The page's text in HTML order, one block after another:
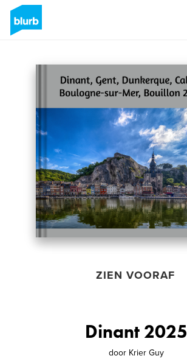
ZIEN VOORAF
Dinant 2025
door Krier Guy